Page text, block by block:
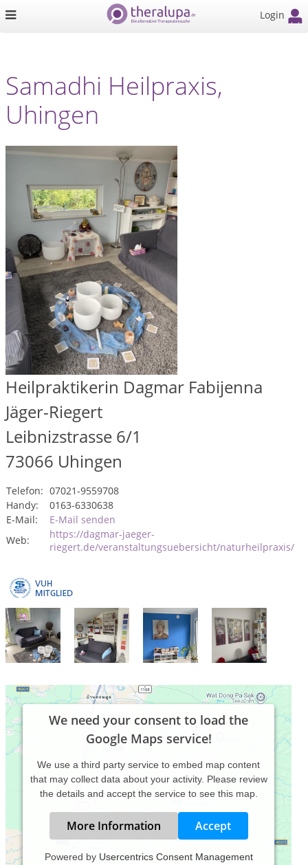
Login
Samadhi Heilpraxis,
Uhingen
Heilpraktikerin Dagmar Fabijenna
Jäger-Riegert
Leibnizstrasse 6/1
73066 Uhingen
Telefon: 07021-9559708
Handy:
0163-6330638
E-Mail:
E-Mail senden
Web:
https://dagmar-jaeger-
riegert.de/veranstaltungsuebersicht/naturheilpraxis/
We need your consent to load the
Google Maps service!
We use a third party service to embed map content
that may collect data about your activity. Please review
the details and accept the service to see this map.
More Information Accept
Powered by Usercentrics Consent Management